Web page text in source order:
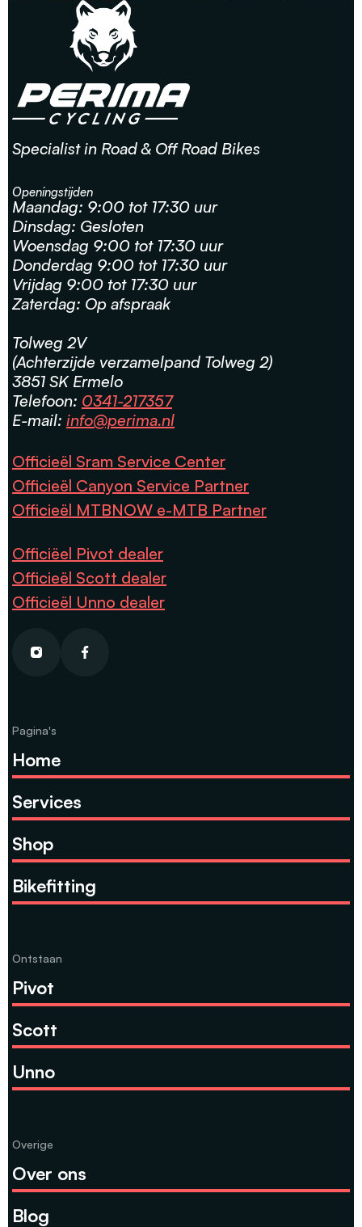
Specialist in Road & Off Road Bikes
Openingstijden
Maandag: 9:00 tot 17:30 uur
Dinsdag: Gesloten
Woensdag 9:00 tot 17:30 uur
Donderdag 9:00 tot 17:30 uur
Vrijdag 9:00 tot 17:30 uur
Zaterdag: Op afspraak
Tolweg 2V
(Achterzijde verzamelpand Tolweg 2)
3851 SK Ermelo
Telefoon: 0341-217357
E-mail: info@perima.nl
Officieël Sram Service Center
Officieël Canyon Service Partner
Officieël MTBNOW e-MTB Partner
Officiëel Pivot dealer
Officieël Scott dealer
Officieël Unno dealer
Pagina's
Home
Services
Shop
Bikefitting
Ontstaan
Pivot
Scott
Unno
Overige
Over ons
Blog